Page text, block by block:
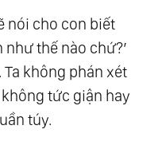
Thể Yêu
Giây
nói cho con biết
thế nào chứ?’
không phán xét
tức giận hay
túy.